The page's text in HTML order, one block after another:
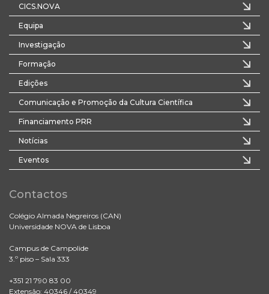
CICS.NOVA
Equipa
Investigação
Formação
Edições
Comunicação e Promoção da Cultura Científica
Financiamento PRR
Notícias
Eventos
Contactos
Colégio Almada Negreiros (CAN)
Universidade NOVA de Lisboa
Campus de Campolide
3.º piso – Sala 333
+351 21 790 83 00
Extensão: 40346 / 40349